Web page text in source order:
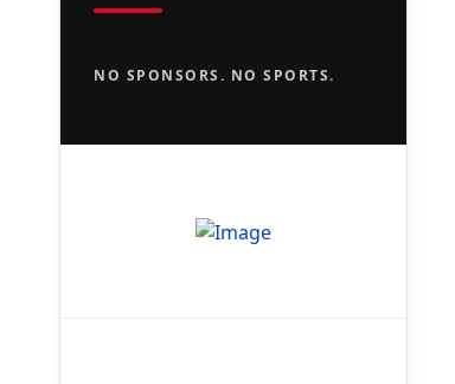
NO SPONSORS. NO SPORTS.